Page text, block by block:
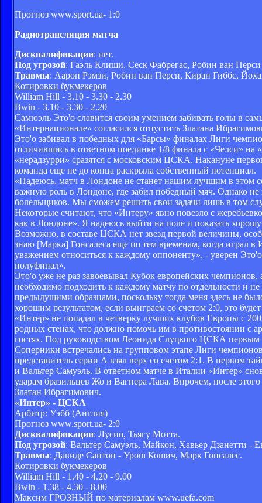
Прогноз www.sport.ua- 1:0
Радиотрансляция матча
Дисквалификации: нет.
Под угрозой: Гаэль Клиши, Сеск Фабрегас, Робин ван
Травмы: Аарон Рэмзи, Робин ван Перси, Киран Гиббс,
Котировки букмекеров
William Hill - 3.10 - 3.30 - 2.30
Вwin - 3.10 - 3.30 - 2.20
Самюэль Это'о славится своим умением забивать голы в
«Интернационале» согласился отпустить Златана
Это'о забивал в победных для «Барсы» финалах Лиги
отличившись в ответном поединке 1/8 финала с «Челси» на
«нерадзурри» сразятся с московским ЦСКА. Накануне
команда еще не до конца раскрыла собственный потенциал.
«Надеюсь, матч в Лондоне не станет нашим лучшим в этом
важную роль в Лондоне, где забил победный мяч. Однако
болельщиков. Мы сможем решить свои задачи лишь в том
Некоторые считают, что «Интеру» явно повезло с
как в Лондоне». Я надеюсь выйти на поле и показать
Возможно, в составе ЦCКА нет звезд первой величины,
знаю [Марка] Гонсалеса еще по тем временам, когда играл
уважением относиться к каждому оппоненту», - уверен
полуфинал».
Это'о уже не раз завоевывал Кубок европейских
необходимо подходить к каждому матчу по отдельности и
предыдущими образцами, поскольку тогда меня здесь не
хорошим результатом, если выиграем со счетом 2:0, это
«Интер» не попадал в четверку лучших клубов Европы с
родных стенах, что должно помочь им в противостоянии с
гостях. Под руководством Леонида Слуцкого ЦСКА первым
Соперники встречались на групповом этапе Лиги
представитель серии А взял верх со счетом 2:1. В первом
и Вальтер Самуэль. В ответном матче в Италии «Интер»
ударам бразильцев Жо и Вагнера Лава. Впрочем, после
Златан Ибрагимович.
«Интер» - ЦСКА
Арбитр: Уэбб (Англия)
Прогноз www.sport.ua- 2:0
Дисквалификации: Лусио, Тьягу Мотта.
Под угрозой: Вальтер Самуэль, Майкон, Хавьер Дзанетти
Травмы: Давиде Сантон - Урош Кошич, Марк Гонсалес.
Котировки букмекеров
William Hill - 1.40 - 4.20 - 9.00
Вwin - 1.38 - 4.30 - 8.00
Максим ГРОЗНЫЙ по материалам www.uefa.com